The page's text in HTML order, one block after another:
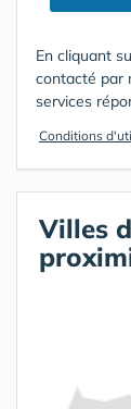
En cliquant
contacté par
services
Conditions
Villes